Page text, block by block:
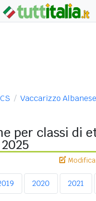
CS
Vaccarizzo Albanese
per classi di
Modifica
2020 2021